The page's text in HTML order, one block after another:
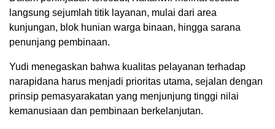
langsung sejumlah titik layanan, mulai dari area
kunjungan, blok hunian warga binaan, hingga sarana
penunjang pembinaan.
Yudi menegaskan bahwa kualitas pelayanan terhadap
narapidana harus menjadi prioritas utama, sejalan dengan
prinsip pemasyarakatan yang menjunjung tinggi nilai
kemanusiaan dan pembinaan berkelanjutan.